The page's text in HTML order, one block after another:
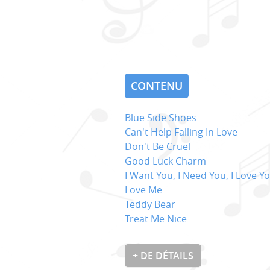
CONTENU
Blue Side Shoes
Can't Help Falling In Love
Don't Be Cruel
Good Luck Charm
I Want You, I Need You, I Love
Love Me
Teddy Bear
Treat Me Nice
+ DE DÉTAILS